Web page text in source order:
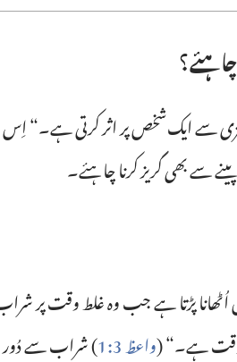
سے ایک شخص پر اثر کرتی ہے۔‏“‏
سے بھی گریز کرنا چاہئے۔‏
اُٹھانا پڑتا ہے جب وہ غلط وقت پر
.‏ وقت ہے۔‏“‏ (‏واعظ 3:‏1 ‏)‏ شراب سے دُور